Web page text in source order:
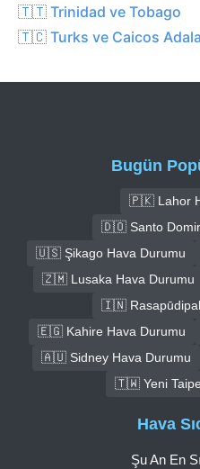
🇹🇹 Trinidad ve Tobago
🇹🇨 Turks ve Caicos
Bugün
🇵🇰 Lahor
🇩🇴 Santo
🇺🇸 Şikago Hava Durumu
🇿🇲 Lusaka Hava Durumu
🇮🇳
🇪🇬 Kahire Hava Durumu
🇦🇺 Sidney Hava Durumu
🇹🇼 Yeni
Hava
Şu An En